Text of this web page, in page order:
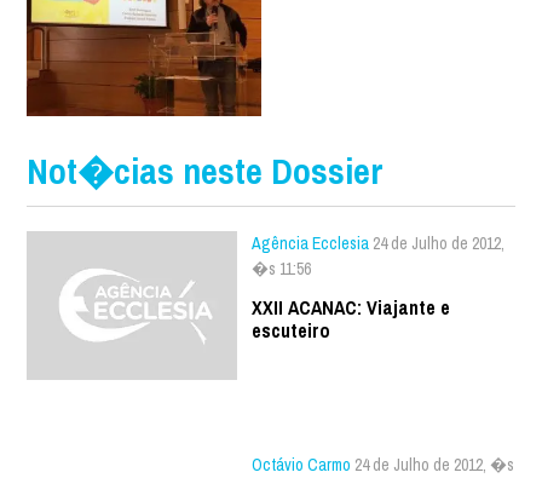
Not�cias neste Dossier
Agência Ecclesia 24 de Julho de 2012,
�s 11:56
XXII ACANAC: Viajante e
escuteiro
Octávio Carmo 24 de Julho de 2012, �s